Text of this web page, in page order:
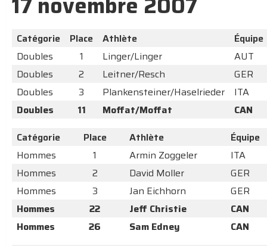
Catégorie Place Athlète
Équipe
Doubles
1 Linger/Linger
AUT
Doubles
2 Leitner/Resch
GER
Doubles
3 Plankensteiner/Haselrieder
ITA
Doubles
11 Moffat/Moffat
CAN
Catégorie
Place Athlète
Équipe
Hommes
1 Armin Zoggeler
ITA
Hommes
2 David Moller
GER
Hommes
3 Jan Eichhorn
GER
Hommes
22 Jeff Christie
CAN
Hommes
26 Sam Edney
CAN